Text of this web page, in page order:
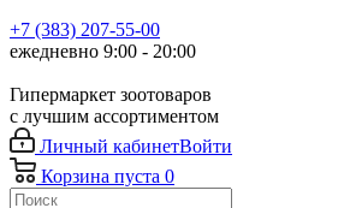
+7 (383) 207-55-00
ежедневно 9:00 - 20:00
Гипермаркет зоотоваров
с лучшим ассортиментом
Личный кабинетВойти
Корзина пуста 0